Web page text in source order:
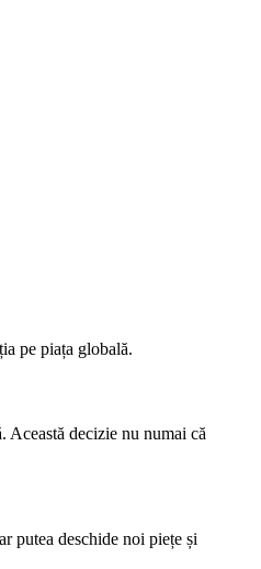
pe piața globală.
Această decizie nu numai că
putea deschide noi piețe și